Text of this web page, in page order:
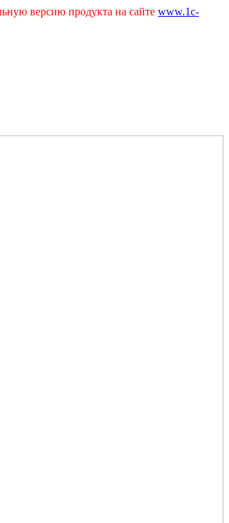
версию продукта на сайте www.1c-